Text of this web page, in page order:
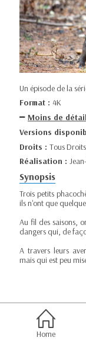
Un épisode de la
Format : 4K
Moins de
Versions
Droits : Tous
Réalisation :
Synopsis
Trois petits
ils n'ont que
Au fil des saisons,
dangers qui, de
A travers leurs
mais qui est peu
Home